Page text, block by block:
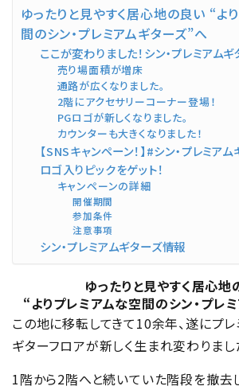
ゆったりと見やすく居心地の良い “よ
間のシン・プレミアムギターズ”へ
ここが変わりました！シン・プレミアム
売り場面積が増床
通路が広くなりました。
2階にアクセサリーコーナー登場！
PGロゴが新しくなりました。
カウンターも大きくなりました！
【SNSキャンペーン！】#シン・プレミアム
ロゴ入りピックをゲット！
キャンペーンの詳細
開催期間
参加条件
注意事項
シン・プレミアムギターズ情報
ゆったりと見やすく居心地
“よりプレミアムな空間のシン・プレ
この地に移転してきて10余年、遂にプ
ギターフロアが新しく生まれ変わりまし
1階から2階へと続いていた階段を撤去